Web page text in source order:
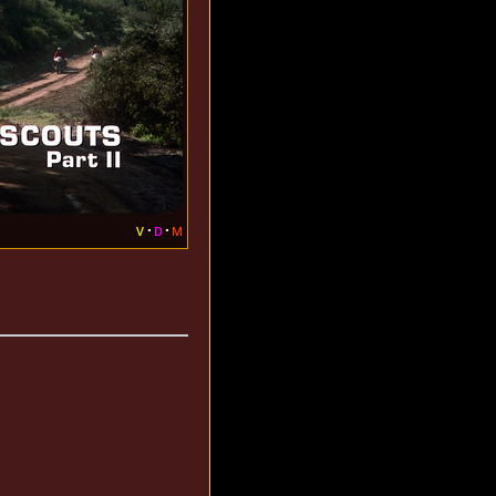
v d m